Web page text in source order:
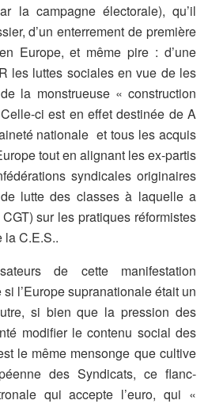
la campagne électorale), qu’il
d’un enterrement de première
Europe, et même pire : d’une
les luttes sociales en vue de les
la monstrueuse « construction
ci est en effet destinée de A
nationale et tous les acquis
tout en alignant les ex-partis
syndicales originaires
lutte des classes à laquelle a
sur les pratiques réformistes
la C.E.S..
de cette manifestation
l’Europe supranationale était un
si bien que la pression des
modifier le contenu social des
le même mensonge que cultive
des Syndicats, ce flanc-
qui accepte l’euro, qui «